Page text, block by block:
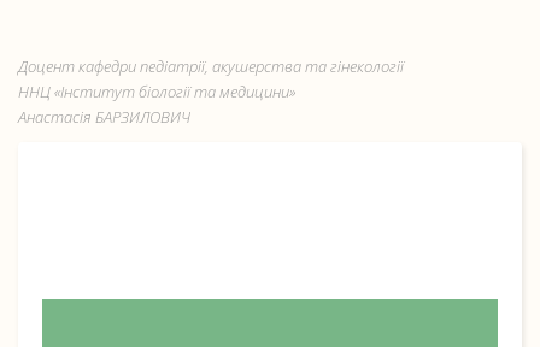
Доцент кафедри педіатрії, акушерства та гінекології
ННЦ «Інститут біології та медицини»
Анастасія БАРЗИЛОВИЧ